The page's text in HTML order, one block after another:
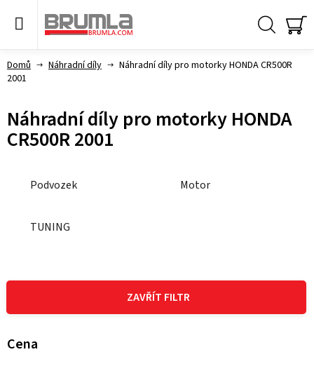
Domů Náhradní díly
Náhradní díly pro motorky HONDA CR500R
2001
Náhradní díly pro motorky HONDA
CR500R 2001
Podvozek Motor
TUNING
ZAVŘÍT FILTR
Cena
V
p
i